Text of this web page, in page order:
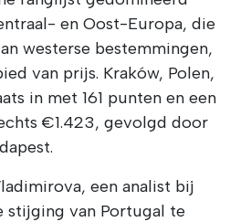
en Oost-Europa, die
westerse bestemmingen,
van prijs. Kraków, Polen,
in met 161 punten en een
€1.423, gevolgd door
een analist bij
stijging van Portugal te